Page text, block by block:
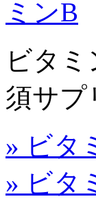
ビタ
須サプ
» ビタ
» ビタ